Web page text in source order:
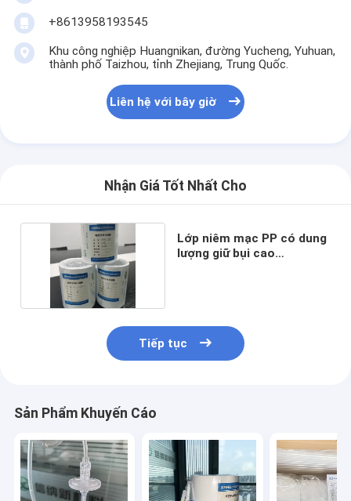
+8613958193545
Khu công nghiệp Huangnikan, đường Yucheng, Yuhuan,
thành phố Taizhou, tỉnh Zhejiang, Trung Quốc.
Liên hệ với bây giờ
Nhận Giá Tốt Nhất Cho
Lớp niêm mạc PP có dung
lượng giữ bụi cao
Tiếp tục
Sản Phẩm Khuyến Cáo